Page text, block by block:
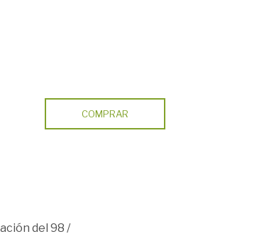
COMPRAR
del 98 /